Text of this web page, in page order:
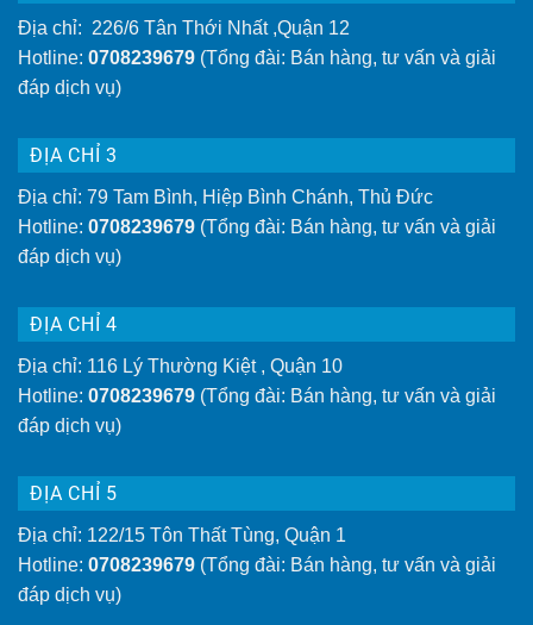
Địa chỉ: 226/6 Tân Thới Nhất ,Quận 12
Hotline: 0708239679 (Tổng đài: Bán hàng, tư vấn và giải
đáp dịch vụ)
ĐỊA CHỈ 3
Địa chỉ: 79 Tam Bình, Hiệp Bình Chánh, Thủ Đức
Hotline: 0708239679 (Tổng đài: Bán hàng, tư vấn và giải
đáp dịch vụ)
ĐỊA CHỈ 4
Địa chỉ: 116 Lý Thường Kiệt , Quận 10
Hotline: 0708239679 (Tổng đài: Bán hàng, tư vấn và giải
đáp dịch vụ)
ĐỊA CHỈ 5
Địa chỉ: 122/15 Tôn Thất Tùng, Quận 1
Hotline: 0708239679 (Tổng đài: Bán hàng, tư vấn và giải
đáp dịch vụ)